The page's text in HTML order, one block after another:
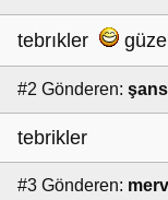
tebrıkler
#2 Gönderen:
tebrikler
#3 Gönderen: